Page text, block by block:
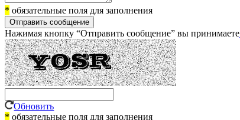
* обязательные поля для заполнения
Отправить сообщение
Нажимая кнопку “Отправить сообщение” вы принимаете
Обновить
* обязательные поля для заполнения